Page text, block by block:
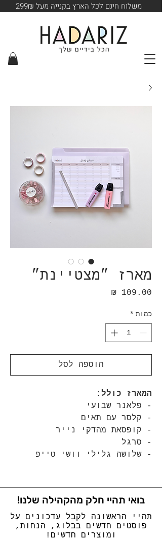
משלוח חינם לכל הארץ בקנייה מעל 299₪
מארז ״מצטיינת״
מחיר
כמות *
הוספה לסל
המארז כולל:
- פלאנר שבועי
- קלסר עם תאים
- קופסאת מהדקי נייר
- סרגל
- שלושה גלילי וושי טייפ
בואי תהיי חלק מהקהילה שלנו!
תהיי הראשונה לקבל עדכונים על
פוסטים חדשים בבלוג, הנחות,
ומוצרים חדשים!